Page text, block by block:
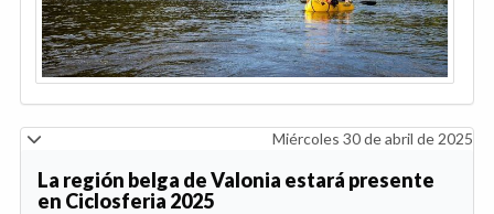
Miércoles 30 de abril de 2025
La región belga de Valonia estará presente
en Ciclosferia 2025